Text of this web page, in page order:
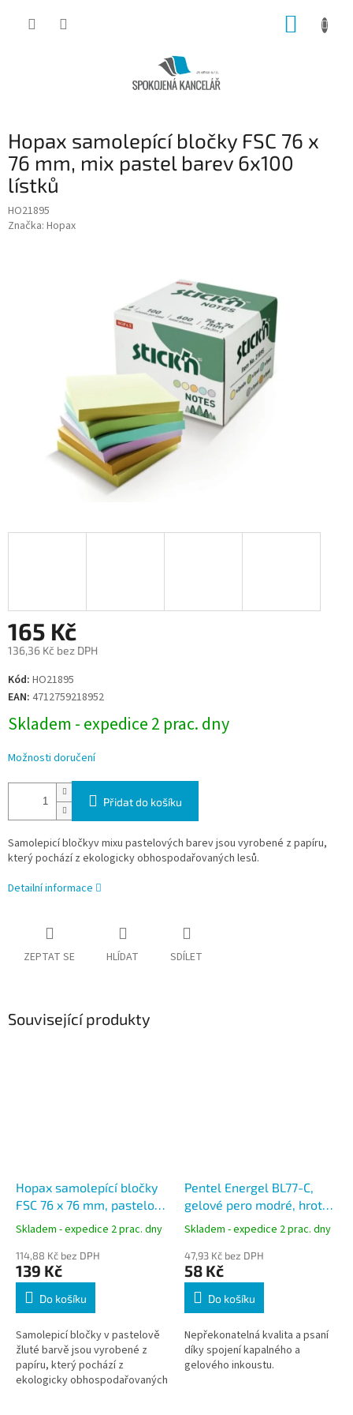
Hopax samolepící bločky FSC 76 x
76 mm, mix pastel barev 6x100
lístků
HO21895
Značka: Hopax
165 Kč
136,36 Kč bez DPH
Měrná
cena:
Kód: HO21895
EAN: 4712759218952
Skladem - expedice 2 prac. dny
Možnosti doručení
Přidat do košíku
Samolepicí bločkyv mixu pastelových barev jsou vyrobené z papíru,
který pochází z ekologicky obhospodařovaných lesů.
Detailní informace
ZEPTAT SE HLÍDAT SDÍLET
Související produkty
Hopax samolepící bločky
FSC 76 x 76 mm, pastelově
žlutá 6x100 lístků
Skladem - expedice 2 prac. dny
114,88 Kč bez DPH
139 Kč
Do košíku
Samolepicí bločky v pastelově
žluté barvě jsou vyrobené z
papíru, který pochází z
ekologicky obhospodařovaných
Pentel Energel BL77-C,
gelové pero modré, hrot
0,7 mm
Skladem - expedice 2 prac. dny
47,93 Kč bez DPH
58 Kč
Do košíku
Nepřekonatelná kvalita a psaní
díky spojení kapalného a
gelového inkoustu.